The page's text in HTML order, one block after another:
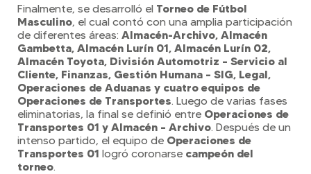
Finalmente, se desarrolló el Torneo de Fútbol
Masculino, el cual contó con una amplia participación
de diferentes áreas: Almacén-Archivo, Almacén
Gambetta, Almacén Lurín 01, Almacén Lurín 02,
Almacén Toyota, División Automotriz – Servicio al
Cliente, Finanzas, Gestión Humana – SIG, Legal,
Operaciones de Aduanas y cuatro equipos de
Operaciones de Transportes. Luego de varias fases
eliminatorias, la final se definió entre Operaciones de
Transportes 01 y Almacén – Archivo. Después de un
intenso partido, el equipo de Operaciones de
Transportes 01 logró coronarse campeón del
torneo.